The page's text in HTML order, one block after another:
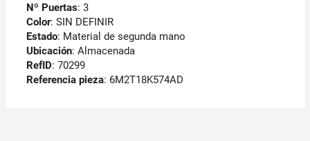
Nº Puertas: 3
Color: SIN DEFINIR
Estado: Material de segunda mano
Ubicación: Almacenada
RefID: 70299
Referencia pieza: 6M2T18K574AD